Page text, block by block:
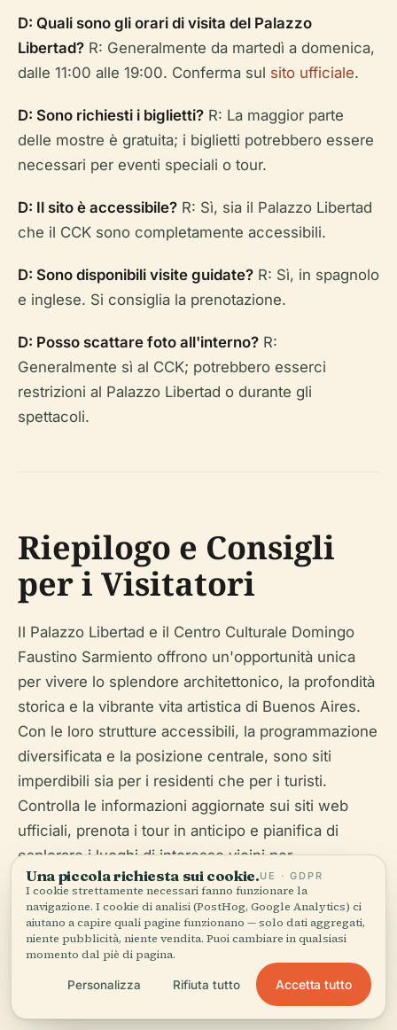
D: Quali sono gli orari di visita del Palazzo
Libertad? R: Generalmente da martedì a domenica,
dalle 11:00 alle 19:00. Conferma sul sito ufficiale.
D: Sono richiesti i biglietti? R: La maggior parte
delle mostre è gratuita; i biglietti potrebbero essere
necessari per eventi speciali o tour.
D: Il sito è accessibile? R: Sì, sia il Palazzo Libertad
che il CCK sono completamente accessibili.
D: Sono disponibili visite guidate? R: Sì, in spagnolo
e inglese. Si consiglia la prenotazione.
D: Posso scattare foto all'interno? R:
Generalmente sì al CCK; potrebbero esserci
restrizioni al Palazzo Libertad o durante gli
spettacoli.
Riepilogo e Consigli
per i Visitatori
Il Palazzo Libertad e il Centro Culturale Domingo
Faustino Sarmiento offrono un'opportunità unica
per vivere lo splendore architettonico, la profondità
storica e la vibrante vita artistica di Buenos Aires.
Con le loro strutture accessibili, la programmazione
diversificata e la posizione centrale, sono siti
imperdibili sia per i residenti che per i turisti.
Controlla le informazioni aggiornate sui siti web
ufficiali, prenota i tour in anticipo e pianifica di
esplorare i luoghi di interesse vicini per
un'immersione culturale completa. Per itinerari
personalizzati e aggiornamenti in tempo reale,
scarica l'app Audiala e segui la scena culturale di
Buenos Aires sui social media (sito ufficiale del
Palazzo Libertad; Buenos Aires Herald;
Una piccola richiesta sui cookie.UE · GDPR
I cookie strettamente necessari fanno funzionare la
navigazione. I cookie di analisi (PostHog, Google Analytics) ci
aiutano a capire quali pagine funzionano — solo dati aggregati,
niente pubblicità, niente vendita. Puoi cambiare in qualsiasi
momento dal piè di pagina.
Personalizza Rifiuta tutto Accetta tutto